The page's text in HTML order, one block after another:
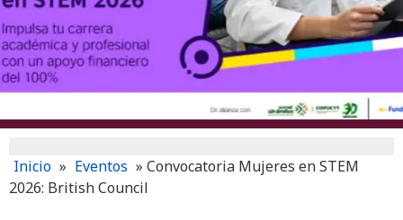
Inicio » Eventos » Convocatoria Mujeres en STEM
2026: British Council